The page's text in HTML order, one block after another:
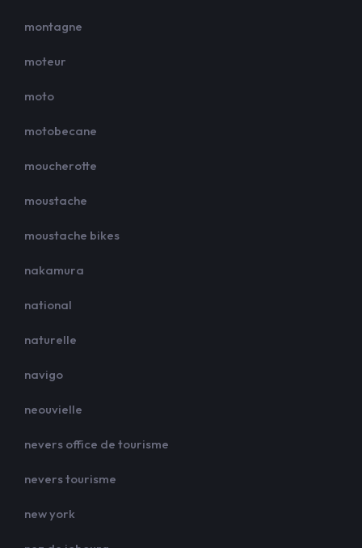
montagne
moteur
moto
motobecane
moucherotte
moustache
moustache bikes
nakamura
national
naturelle
navigo
neouvielle
nevers office de tourisme
nevers tourisme
new york